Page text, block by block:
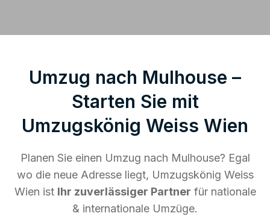
Umzug nach Mulhouse –
Starten Sie mit
Umzugskönig Weiss Wien
Planen Sie einen Umzug nach Mulhouse? Egal
wo die neue Adresse liegt, Umzugskönig Weiss
Wien ist Ihr zuverlässiger Partner für nationale
& internationale Umzüge.